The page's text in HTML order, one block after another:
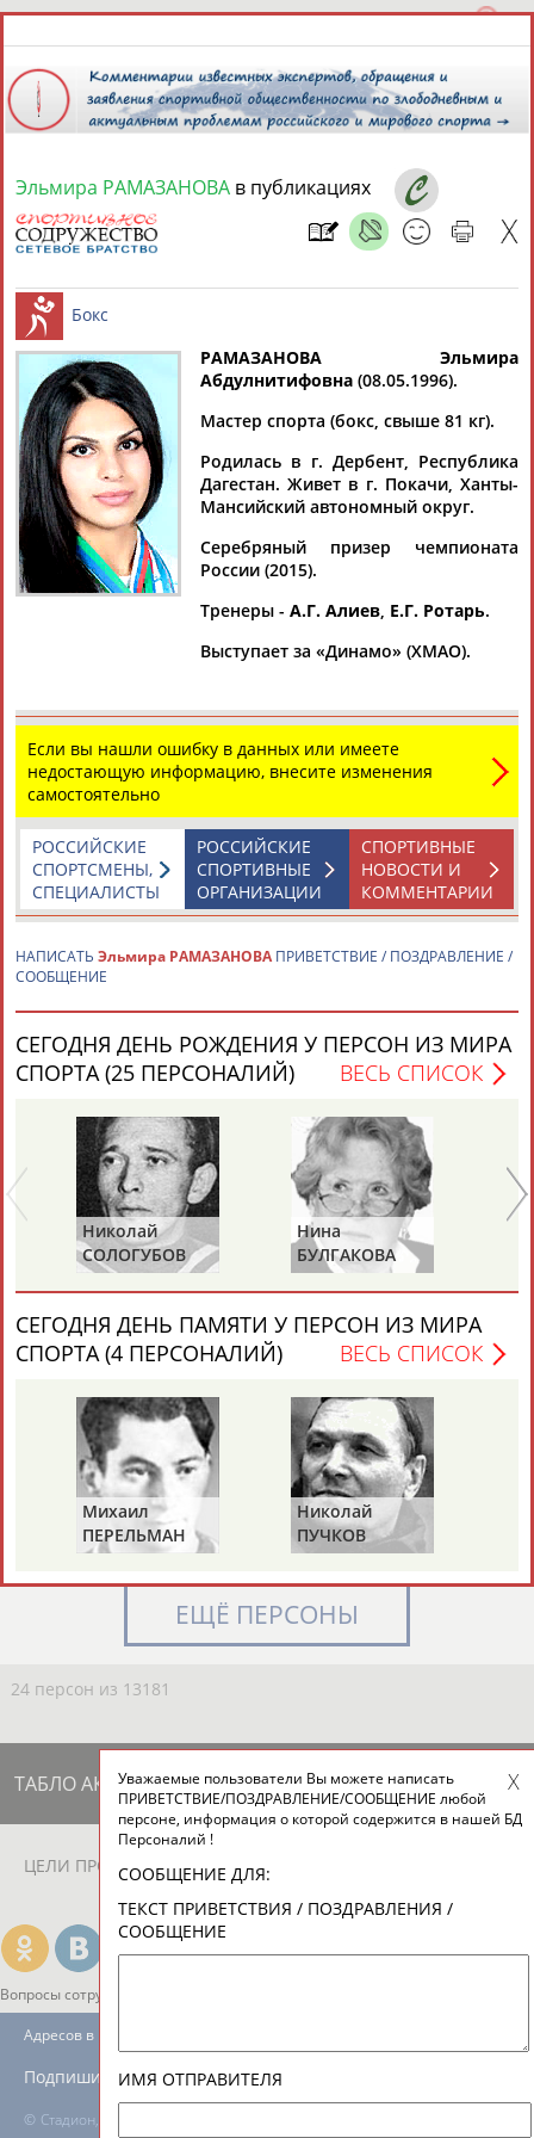
8 августа 2026 года,
СПОРТСМЕНЫ, ТРЕНЕРЫ И СПЕЦИАЛИСТЫ
Найдено: 13181персон Расширенный поиск
Аслаудин
АБАЕВ
Елена
АБАИМОВА
Мария
Юлия
АБАЛАКИНА
Тамилла
АБАСОВА
Рамазан
АБАЧАРАЕВ
Ростом
АБАШИДЗЕ
Флюра
АББАТЕ-
БУЛАТОВА
Татьяна
АББЯСОВА
Акжана
Артур
Каримжан
АБДРАХМАНОВ
Аделя
АБДРАХМАНОВА
Андрей
АБДУВАЛИЕВ
Герман
АБДУЛАЕВ
АБДУЛАЕВ
АБДУЛАЕВ
АБДУЛАЗИЗОВАБДУЛБЕКОВ
Камалудин
АБДУЛДАУДОВ
Абдула
АБДУЛЖАЛИЛОВ
Магомед
АБДУЛКАГИРОВ
Назир
АБДУЛЛАЕВ
24 персон из 13181
ЕЩЁ ПЕРСОНЫ
ТАБЛО АКТИВНОСТИ
ЦЕЛИ ПРОЕКТА КОНТАКТЫ
Вопросы сотрудничества и совместной деятельности
© Стадион, 1998-2026
Адресов в новостной рассылке: 996
Подпишись
Эльмира РАМАЗАНОВА в публикациях
Бокс
РАМАЗАНОВА Эльмира
Абдулнитифовна (08.05.1996).
Мастер спорта (бокс, свыше 81 кг).
Родилась в г. Дербент, Республика
Дагестан. Живет в г. Покачи, Ханты-
Мансийский автономный округ.
Серебряный призер чемпионата
России (2015).
Тренеры - А.Г. Алиев, Е.Г. Ротарь.
Выступает за «Динамо» (ХМАО).
Если вы нашли ошибку в данных или имеете
недостающую информацию, внесите изменения
самостоятельно
СПОРТИВНЫЕ
НОВОСТИ И
КОММЕНТАРИИ
РОССИЙСКИЕ
СПОРТИВНЫЕ
ОРГАНИЗАЦИИ
РОССИЙСКИЕ
СПОРТСМЕНЫ,
СПЕЦИАЛИСТЫ
НАПИСАТЬ Эльмира РАМАЗАНОВА ПРИВЕТСТВИЕ / ПОЗДРАВЛЕНИЕ /
СООБЩЕНИЕ
СЕГОДНЯ ДЕНЬ РОЖДЕНИЯ У ПЕРСОН ИЗ МИРА
СПОРТА (25 ПЕРСОНАЛИЙ)
ВЕСЬ СПИСОК
Николай
СОЛОГУБОВ
Нина
БУЛГАКОВА
СЕГОДНЯ ДЕНЬ ПАМЯТИ У ПЕРСОН ИЗ МИРА
СПОРТА (4 ПЕРСОНАЛИЙ)
ВЕСЬ СПИСОК
Михаил
ПЕРЕЛЬМАН
(ПЕРЛЬМАН)
Николай
ПУЧКОВ
Уважаемые пользователи Вы можете написать
ПРИВЕТСТВИЕ/ПОЗДРАВЛЕНИЕ/СООБЩЕНИЕ любой
персоне, информация о которой содержится в нашей БД
Персоналий !
СООБЩЕНИЕ ДЛЯ:
ТЕКСТ ПРИВЕТСТВИЯ / ПОЗДРАВЛЕНИЯ /
СООБЩЕНИЕ
ИМЯ ОТПРАВИТЕЛЯ